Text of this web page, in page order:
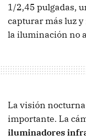
1/2,45 pulgadas,
capturar más luz
la iluminación no
La visión
importante. La
iluminadores